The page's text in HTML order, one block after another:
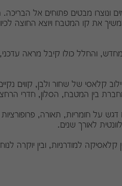
ונוצרו מבטים פתוחים אל
את קו המטבח ויוצא החוצה
והחלל כולו קיבל מראה עדכני,
קלאסי של שחור ולבן, קווים
בין המטבח, הסלון, חדרי הרחצה
על חומריות, תאורה,
לאורך שנים.
למודרניות, ובין יוקרה